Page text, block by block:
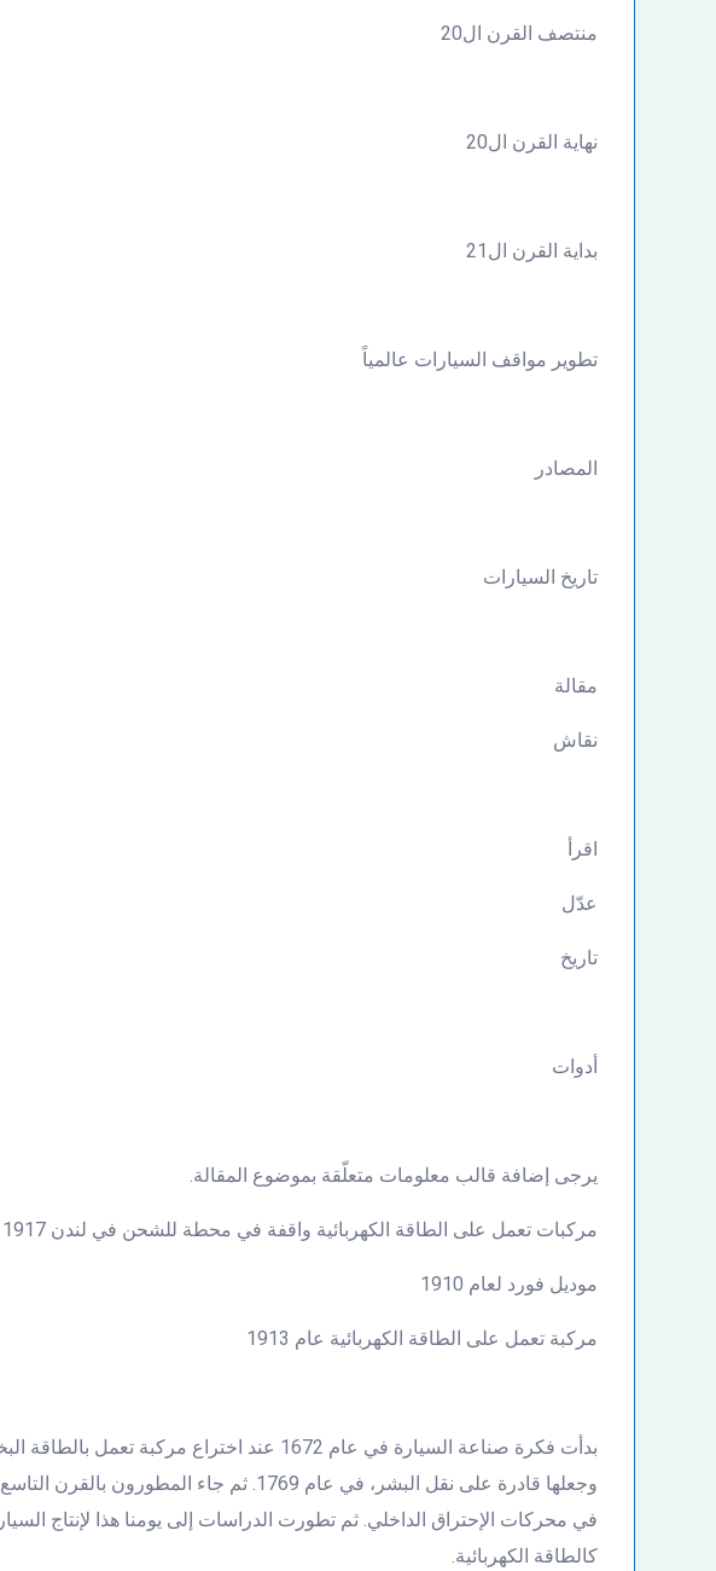
منتصف القرن ال20
نهاية القرن ال20
بداية القرن ال21
تطوير مواقف السيارات عالمياً
المصادر
تاريخ السيارات
مقالة
نقاش
اقرأ
عدّل
تاريخ
أدوات
يرجى إضافة قالب معلومات متعلّقة بموضوع المقالة.
مركبات تعمل على الطاقة الكهربائية واقفة في محطة للشحن في لندن 1917
موديل فورد لعام 1910
مركبة تعمل على الطاقة الكهربائية عام 1913
بدأت فكرة صناعة السيارة في عام 1672 عند اختراع
وجعلها قادرة على نقل البشر، في عام 1769. ثم جاء
في محركات الإحتراق الداخلي. ثم تطورت الدراسات إلى يومنا هذا لإنتاج
كالطاقة الكهربائية.